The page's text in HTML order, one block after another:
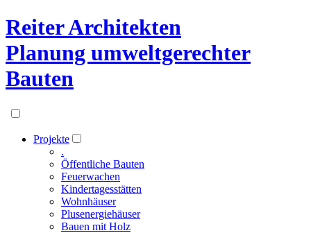
Reiter Architekten
Planung umweltgerechter
Bauten
Projekte
.
Öffentliche Bauten
Feuerwachen
Kindertagesstätten
Wohnhäuser
Plusenergiehäuser
Bauen mit Holz